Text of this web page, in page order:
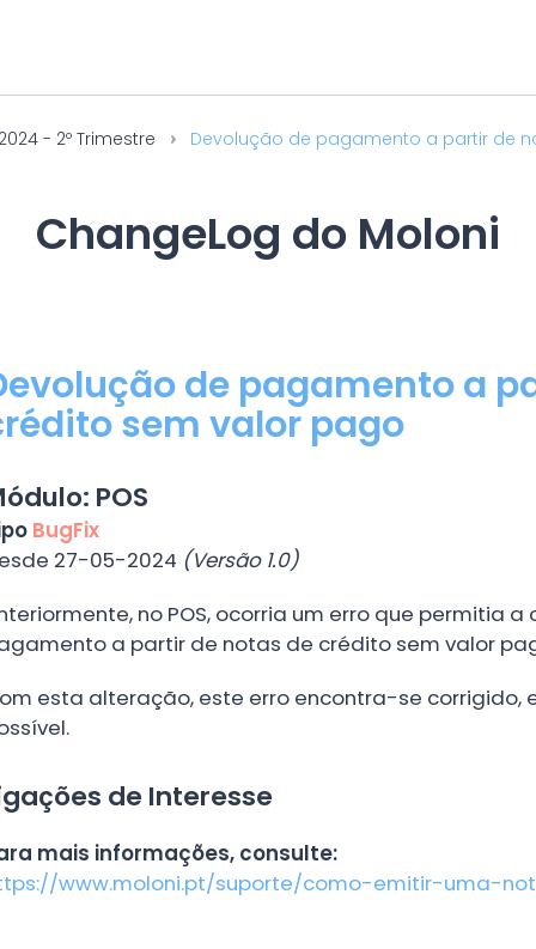
- 2º Trimestre Devolução de pagamento a partir de
ChangeLog do Moloni
de pagamento a
sem valor pago
POS
BugFix
27-05-2024 (Versão 1.0)
no POS, ocorria um erro que permitia
a partir de notas de crédito sem valor
esta alteração, este erro encontra-se corrigido,
de Interesse
mais informações, consulte:
www.moloni.pt/suporte/como-emitir-uma-